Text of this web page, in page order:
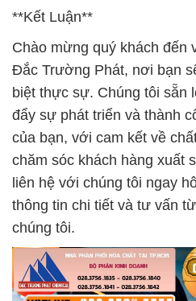
**Kết Luận**
Chào mừng quý khách đến
Đắc Trường Phát, nơi bạn
biệt thực sự. Chúng tôi sẵn
đẩy sự phát triển và thành
của bạn, với cam kết về
chăm sóc khách hàng xuất
liên hệ với chúng tôi ngay
thông tin chi tiết và tư vấn
chúng tôi.